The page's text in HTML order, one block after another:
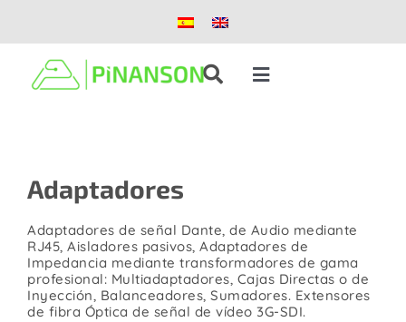
contenido
Toggle
Productos
Casos de éxito
Blog
Adaptadores
Adaptadores de señal Dante, de Audio mediante
RJ45, Aisladores pasivos, Adaptadores de
Impedancia mediante transformadores de gama
profesional: Multiadaptadores, Cajas Directas o de
Inyección, Balanceadores, Sumadores. Extensores
de fibra Óptica de señal de vídeo 3G-SDI.